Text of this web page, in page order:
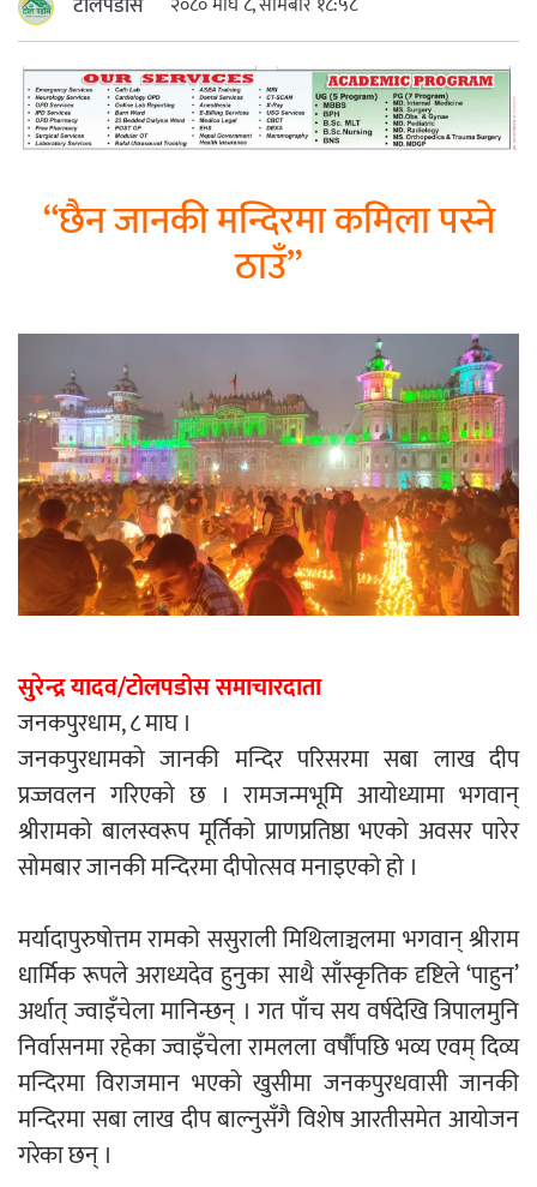
महत्त्वपूर्ण हुन्छ : मेयर मण्डल
रौतहटमा चट्याङ लाग्दा एककोे मृत्यु
श्रीमती बलात्कार मुद्दामा श्रीमान्लाई छ महिना
कैद, एक लाख रुपैयाँ क्षतिपूर्ति
एम्बुलेन्सको उपहार भारत र नेपालबीचको निकै
बलियो र जीवन्त विकास साझेदारीको एक
प्रेस काउन्सिल सदस्य नियुक्तिमा विभेद भयो :
जनमत पत्रकार संघ
परियोजना सकिनै लाग्दा खुल्यो वन उद्यमीले
सहुलियत ऋण लिने बाटो
“छैन जानकी मन्दिरमा कमिला पस्ने
ठाउँ”
सुरेन्द्र यादव/टोलपडोस समाचारदाता
जनकपुरधाम, ८ माघ ।
जनकपुरधामको जानकी मन्दिर परिसरमा सबा लाख दीप
प्रज्जवलन गरिएको छ । रामजन्मभूमि आयोध्यामा भगवान्
श्रीरामको बालस्वरूप मूर्तिको प्राणप्रतिष्ठा भएको अवसर पारेर
सोमबार जानकी मन्दिरमा दीपोत्सव मनाइएको हो ।
मर्यादापुरुषोत्तम रामको ससुराली मिथिलाञ्चलमा भगवान् श्रीराम
धार्मिक रूपले अराध्यदेव हुनुका साथै साँस्कृतिक दृष्टिले ‘पाहुन’
अर्थात् ज्वाइँचेला मानिन्छन् । गत पाँच सय वर्षदेखि त्रिपालमुनि
निर्वासनमा रहेका ज्वाइँचेला रामलला वर्षौंपछि भव्य एवम् दिव्य
मन्दिरमा विराजमान भएको खुसीमा जनकपुरधवासी जानकी
मन्दिरमा सबा लाख दीप बाल्नुसँगै विशेष आरतीसमेत आयोजन
गरेका छन् ।